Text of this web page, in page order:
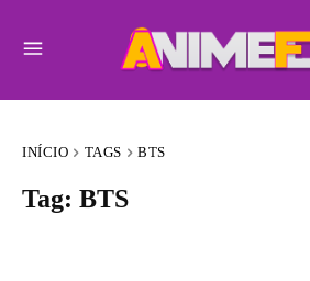
INÍCIO TAGS BTS
Tag: BTS